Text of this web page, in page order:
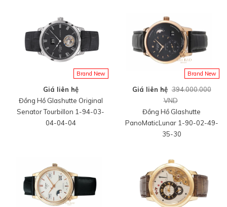
Brand New
Giá liên hệ
Đồng Hồ Glashutte Original
Senator Tourbillon 1-94-03-
04-04-04
Brand New
Giá liên hệ 394.000.000
VND
Đồng Hồ Glashutte
PanoMaticLunar 1-90-02-49-
35-30